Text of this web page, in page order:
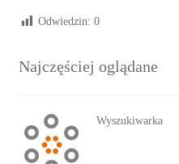
Odwiedzin: 0
Najczęściej oglądane
Wyszukiwarka